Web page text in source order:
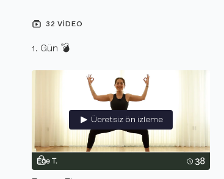
32 VIDEO
1. Gün 💣
Ücretsiz ön izleme